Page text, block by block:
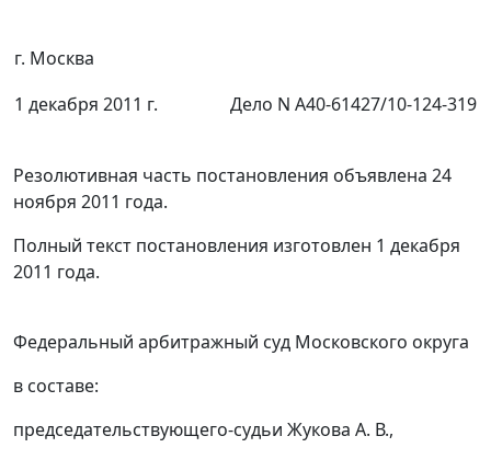
г. Москва
1 декабря 2011 г.
Дело N А40-61427/10-124-319
Резолютивная часть постановления объявлена 24
ноября 2011 года.
Полный текст постановления изготовлен 1 декабря
2011 года.
Федеральный арбитражный суд Московского округа
в составе:
председательствующего-судьи Жукова А. В.,